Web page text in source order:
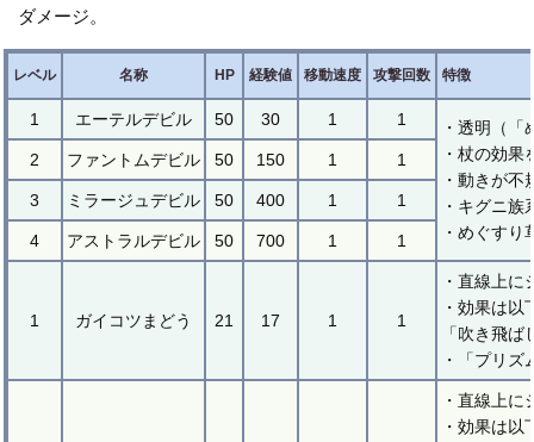
ダメージ。
レベル 名称 HP 経験値 移動速度 攻撃回数 特徴
1 エーテルデビル 50 30 1 1
・透明（
・杖の効果
・動きが不
・キグニ族
・めぐす
2 ファントムデビル 50 150 1 1
3 ミラージュデビル 50 400 1 1
4 アストラルデビル 50 700 1 1
1 ガイコツまどう 21 17 1 1
・直線上
・効果は
「吹き飛
・「プリ
・直線上
・効果は